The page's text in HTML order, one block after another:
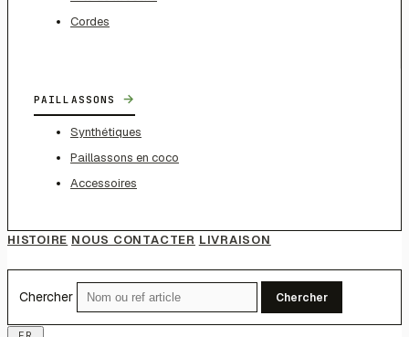
Cordes
PAILLASSONS →
Synthétiques
Paillassons en coco
Accessoires
HISTOIRE NOUS CONTACTER LIVRAISON
Chercher Chercher